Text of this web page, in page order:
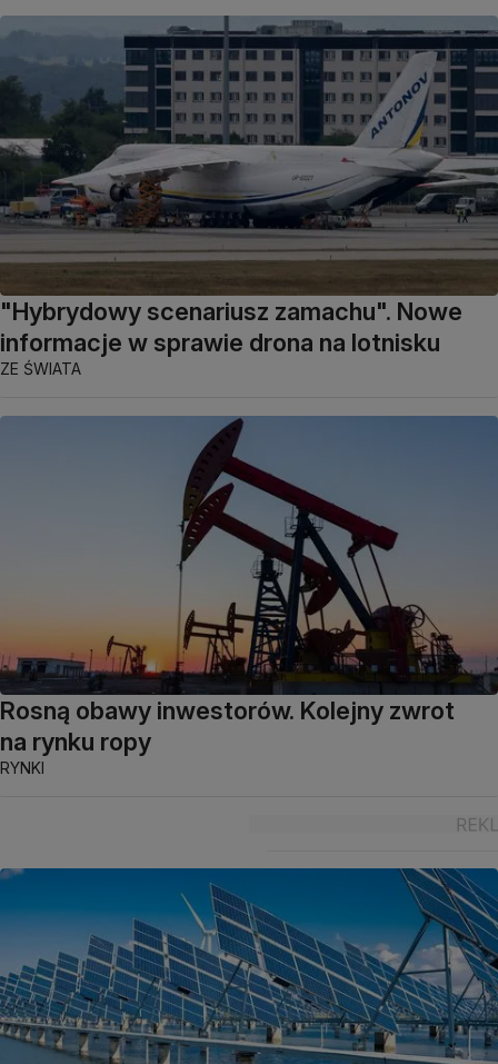
"Hybrydowy scenariusz zamachu". Nowe
informacje w sprawie drona na lotnisku
ZE ŚWIATA
Rosną obawy inwestorów. Kolejny zwrot
na rynku ropy
RYNKI